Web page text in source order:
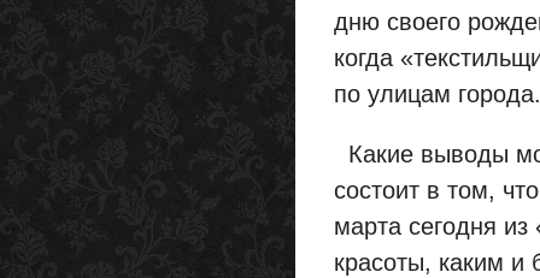
дню своего
когда
по улицам
Какие выводы
состоит в том,
марта сегодня
красоты, каким и